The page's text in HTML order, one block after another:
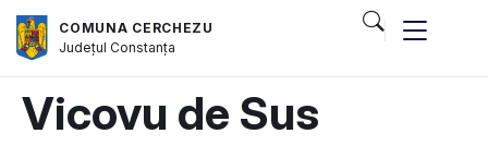
COMUNA CERCHEZU
JudețulConstanța
Vicovu de Sus